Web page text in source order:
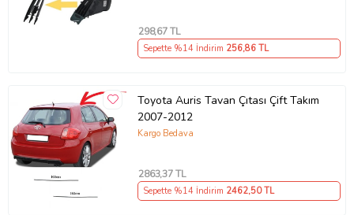
298,67 TL
Sepette %14 İndirim 256,86 TL
Toyota Auris Tavan Çıtası Çift Takım
2007-2012
Kargo Bedava
2863,37 TL
Sepette %14 İndirim 2462,50 TL